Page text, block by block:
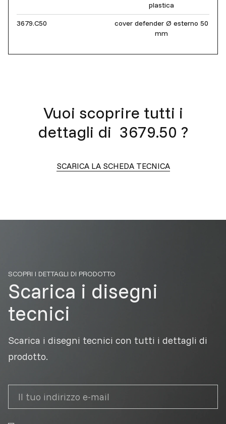
plastica
3679.C50
cover defender Ø esterno 50
mm
Vuoi scoprire tutti i
dettagli di 3679.50 ?
SCARICA LA SCHEDA TECNICA
SCOPRI I DETTAGLI DI PRODOTTO
Scarica i disegni
tecnici
Scarica i disegni tecnici con tutti i dettagli di
prodotto.